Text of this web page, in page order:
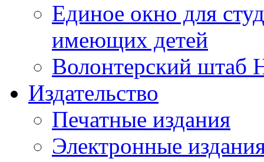
Единое окно для
имеющих детей
Волонтерский штаб
Издательство
Печатные издания
Электронные